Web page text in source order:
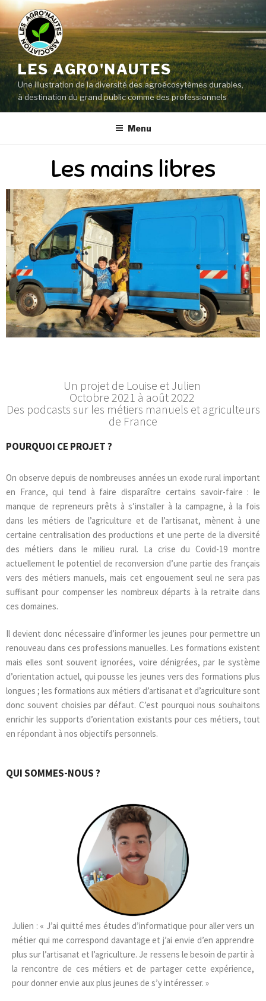
LES AGRO'NAUTES
Une illustration de la diversité des agroécosytèmes durables,
à destination du grand public comme des professionnels
Menu
Les mains libres
Un projet de Louise et Julien
Octobre 2021 à août 2022
Des podcasts sur les métiers manuels et agriculteurs
de France
POURQUOI CE PROJET ?
On observe depuis de nombreuses années un exode rural important
en France, qui tend à faire disparaître certains savoir-faire : le
manque de repreneurs prêts à s’installer à la campagne, à la fois
dans les métiers de l’agriculture et de l’artisanat, mènent à une
certaine centralisation des productions et une perte de la diversité
des métiers dans le milieu rural. La crise du Covid-19 montre
actuellement le potentiel de reconversion d’une partie des français
vers des métiers manuels, mais cet engouement seul ne sera pas
suffisant pour compenser les nombreux départs à la retraite dans
ces domaines.
Il devient donc nécessaire d’informer les jeunes pour permettre un
renouveau dans ces professions manuelles. Les formations existent
mais elles sont souvent ignorées, voire dénigrées, par le système
d’orientation actuel, qui pousse les jeunes vers des formations plus
longues ; les formations aux métiers d’artisanat et d’agriculture sont
donc souvent choisies par défaut. C’est pourquoi nous souhaitons
enrichir les supports d’orientation existants pour ces métiers, tout
en répondant à nos objectifs personnels.
QUI SOMMES-NOUS ?
Julien : « J’ai quitté mes études d’informatique pour aller vers un
métier qui me correspond davantage et j’ai envie d’en apprendre
plus sur l’artisanat et l’agriculture. Je ressens le besoin de partir à
la rencontre de ces métiers et de partager cette expérience,
pour donner envie aux plus jeunes de s’y intéresser. »